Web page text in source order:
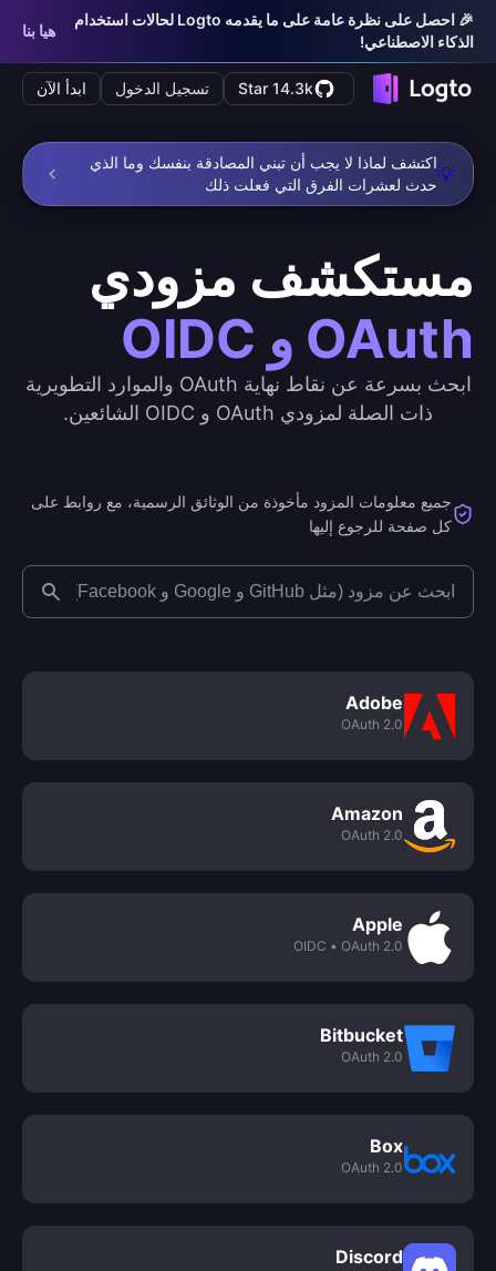
🎉 احصل على نظرة عامة على ما يقدمه Logto لحالات استخدام
الذكاء الاصطناعي!
هيا بنا
Star 14.3k تسجيل الدخول ابدأ الآن
💡
اكتشف لماذا لا يجب أن تبني المصادقة بنفسك وما الذي
حدث لعشرات الفرق التي فعلت ذلك
مستكشف مزودي
OAuth و OIDC
ابحث بسرعة عن نقاط نهاية OAuth والموارد التطويرية
ذات الصلة لمزودي OAuth و OIDC الشائعين.
جميع معلومات المزود مأخوذة من الوثائق الرسمية، مع روابط على
كل صفحة للرجوع إليها
Adobe
OAuth 2.0
Amazon
OAuth 2.0
Apple
OAuth 2.0
• OIDC
Bitbucket
OAuth 2.0
Box
OAuth 2.0
Discord